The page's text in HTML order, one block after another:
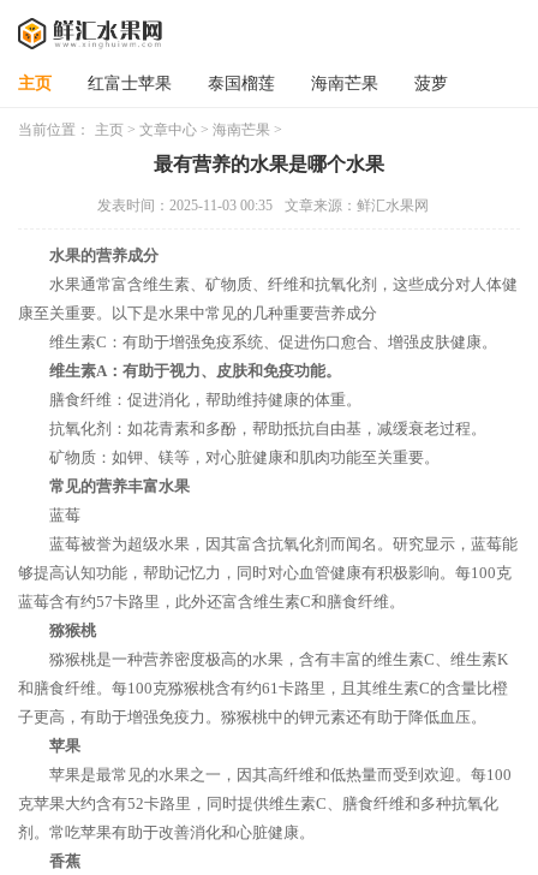
主页 红富士苹果 泰国榴莲 海南芒果 菠萝
当前位置： 主页 > 文章中心 > 海南芒果 >
最有营养的水果是哪个水果
发表时间：2025-11-03 00:35 文章来源：鲜汇水果网
水果的营养成分
水果通常富含维生素、矿物质、纤维和抗氧化剂，这些成分对人体健
康至关重要。以下是水果中常见的几种重要营养成分
维生素C：有助于增强免疫系统、促进伤口愈合、增强皮肤健康。
维生素A：有助于视力、皮肤和免疫功能。
膳食纤维：促进消化，帮助维持健康的体重。
抗氧化剂：如花青素和多酚，帮助抵抗自由基，减缓衰老过程。
矿物质：如钾、镁等，对心脏健康和肌肉功能至关重要。
常见的营养丰富水果
蓝莓
蓝莓被誉为超级水果，因其富含抗氧化剂而闻名。研究显示，蓝莓能
够提高认知功能，帮助记忆力，同时对心血管健康有积极影响。每100克
蓝莓含有约57卡路里，此外还富含维生素C和膳食纤维。
猕猴桃
猕猴桃是一种营养密度极高的水果，含有丰富的维生素C、维生素K
和膳食纤维。每100克猕猴桃含有约61卡路里，且其维生素C的含量比橙
子更高，有助于增强免疫力。猕猴桃中的钾元素还有助于降低血压。
苹果
苹果是最常见的水果之一，因其高纤维和低热量而受到欢迎。每100
克苹果大约含有52卡路里，同时提供维生素C、膳食纤维和多种抗氧化
剂。常吃苹果有助于改善消化和心脏健康。
香蕉